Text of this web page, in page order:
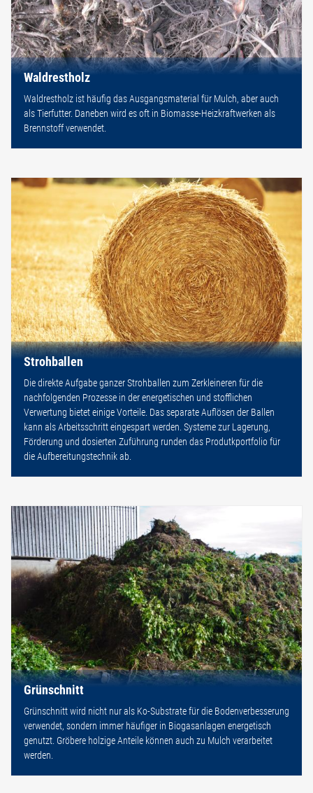
Waldrestholz
Waldrestholz ist häufig das Ausgangsmaterial für Mulch, aber auch
als Tierfutter. Daneben wird es oft in Biomasse-Heizkraftwerken als
Brennstoff verwendet.
Strohballen
Die direkte Aufgabe ganzer Strohballen zum Zerkleineren für die
nachfolgenden Prozesse in der energetischen und stofflichen
Verwertung bietet einige Vorteile. Das separate Auflösen der Ballen
kann als Arbeitsschritt eingespart werden. Systeme zur Lagerung,
Förderung und dosierten Zuführung runden das Produtkportfolio für
die Aufbereitungstechnik ab.
Grünschnitt
Grünschnitt wird nicht nur als Ko-Substrate für die Bodenverbesserung
verwendet, sondern immer häufiger in Biogasanlagen energetisch
genutzt. Gröbere holzige Anteile können auch zu Mulch verarbeitet
werden.